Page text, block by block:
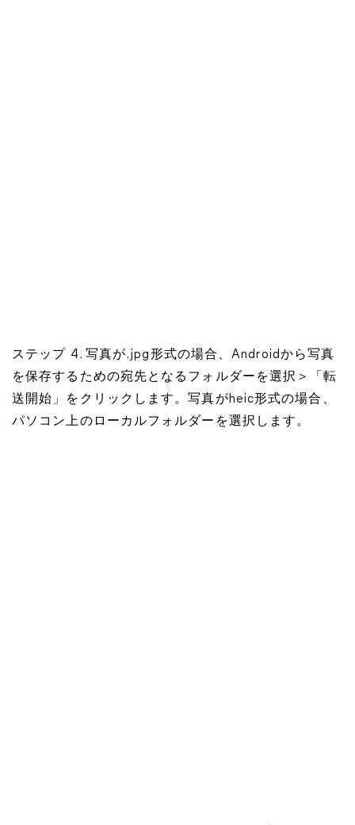
ステップ 4. 写真が.jpg形式の場合、Androidから写真
を保存するための宛先となるフォルダーを選択＞「転
送開始」をクリックします。写真がheic形式の場合、
パソコン上のローカルフォルダーを選択します。